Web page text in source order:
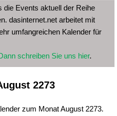
die Events aktuell der Reihe
dasinternet.net arbeitet mit
umfangreichen Kalender für
schreiben Sie uns hier.
2273
zum Monat August 2273.